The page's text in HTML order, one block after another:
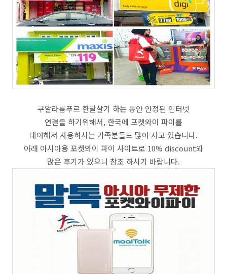
쿠알라룸푸르 한달살기 하는 동안 안정된 인터넷
연결을 하기위해서, 한국에 포켓와이 파이를
대여해서 사용하시는 가족분들도 많아 지고 있습니다.
아래 아시아용 포켓와이 파이 사이트로 10% discount와
많은 후기가 있으니 참조 하시기 바랍니다.